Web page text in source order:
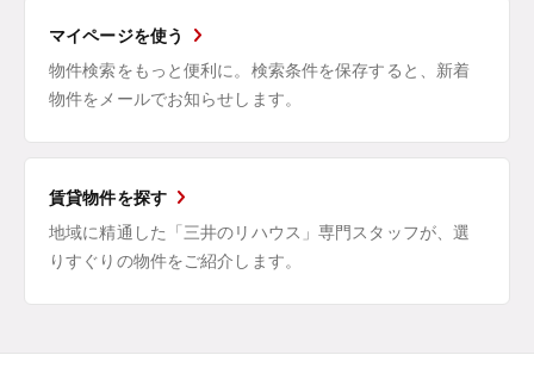
マイページを使う
物件検索をもっと便利に。検索条件を保存すると、新着
物件をメールでお知らせします。
賃貸物件を探す
地域に精通した「三井のリハウス」専門スタッフが、選
りすぐりの物件をご紹介します。